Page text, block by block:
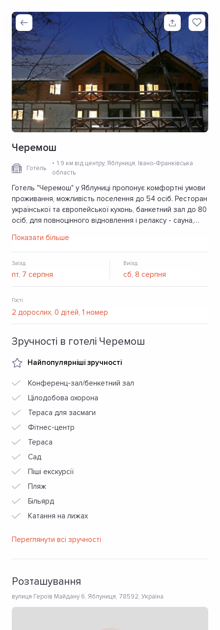
Черемош
Готель
1.9 км від центру, Яблуниця, Івано-Франківська
область
Готель "Черемош" у Яблуниці пропонує комфортні умови
проживання, можливість поселення до 54 осіб. Ресторан
української та європейської кухонь, банкетний зал до 80
осіб, для повноцінного відновлення і релаксу - сауна,
скористатись тренажерним залом.
Показати більше
Заїзд Виїзд
Гості
Зручності в готелі Черемош
Найпопулярніші зручності
Конференц-зал/бенкетний зал
Цілодобова охорона
Тераса для засмаги
Фітнес-центр
Тераса
Сад
Піші екскурсії
Пляж
Більярд
Катання на лижах
Переглянути всі зручності
Розташування
вулиця Героїв Майдану 6, Яблуниця, 78592, Україна